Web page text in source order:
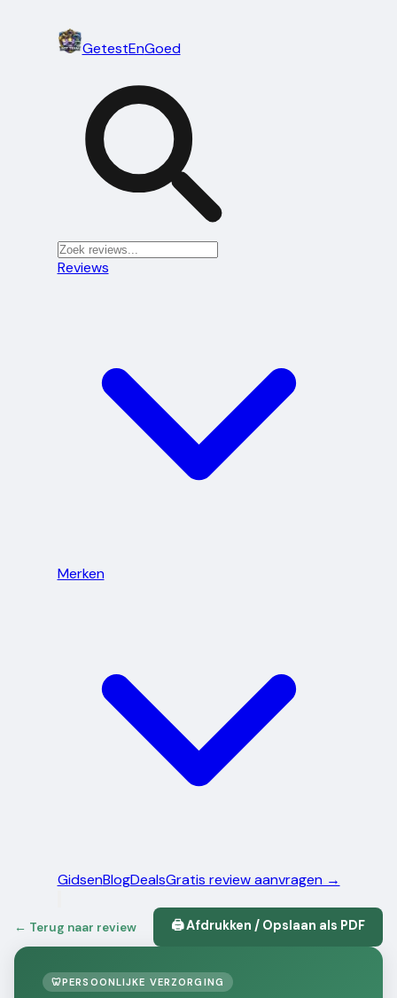
GetestEnGoed
Reviews
Merken
GidsenBlogDealsGratis review aanvragen →
← Terug naar review 🖨️ Afdrukken / Opslaan als PDF
🦷PERSOONLIJKE VERZORGING